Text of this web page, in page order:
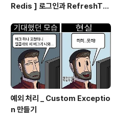
Redis ] 로그인과 RefreshTo
재발급편 👨‍💻
예외 처리 _ Custom Exceptio
n 만들기